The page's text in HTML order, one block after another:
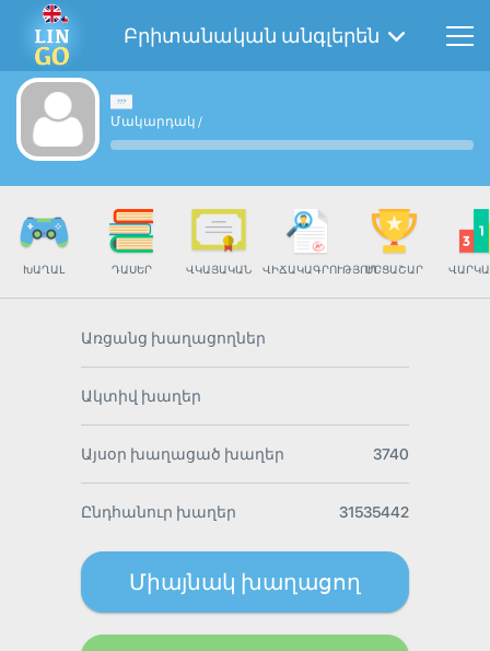
Բրիտանական անգլերեն
Մակարդակ /
ԽԱՂԱԼ ԴԱՍԵՐ ՎԿԱՅԱԿԱՆ ՎԻՃԱԿԱԳՐՈՒԹՅՈՒՆՄՐՑԱՇԱՐ
Առցանց խաղացողներ
Ակտիվ խաղեր
Այսօր խաղացած խաղեր 3740
Ընդհանուր խաղեր 31535442
Միայնակ խաղացող